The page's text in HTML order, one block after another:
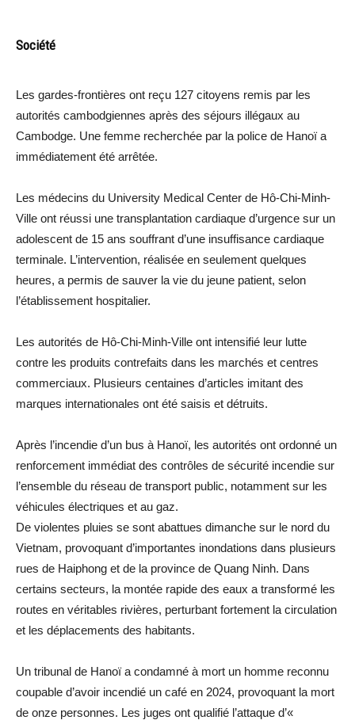
Société
Les gardes-frontières ont reçu 127 citoyens remis par les
autorités cambodgiennes après des séjours illégaux au
Cambodge. Une femme recherchée par la police de Hanoï a
immédiatement été arrêtée.
Les médecins du University Medical Center de Hô-Chi-Minh-
Ville ont réussi une transplantation cardiaque d’urgence sur un
adolescent de 15 ans souffrant d’une insuffisance cardiaque
terminale. L’intervention, réalisée en seulement quelques
heures, a permis de sauver la vie du jeune patient, selon
l’établissement hospitalier.
Les autorités de Hô-Chi-Minh-Ville ont intensifié leur lutte
contre les produits contrefaits dans les marchés et centres
commerciaux. Plusieurs centaines d’articles imitant des
marques internationales ont été saisis et détruits.
Après l’incendie d’un bus à Hanoï, les autorités ont ordonné un
renforcement immédiat des contrôles de sécurité incendie sur
l’ensemble du réseau de transport public, notamment sur les
véhicules électriques et au gaz.
De violentes pluies se sont abattues dimanche sur le nord du
Vietnam, provoquant d’importantes inondations dans plusieurs
rues de Haiphong et de la province de Quang Ninh. Dans
certains secteurs, la montée rapide des eaux a transformé les
routes en véritables rivières, perturbant fortement la circulation
et les déplacements des habitants.
Un tribunal de Hanoï a condamné à mort un homme reconnu
coupable d’avoir incendié un café en 2024, provoquant la mort
de onze personnes. Les juges ont qualifié l’attaque d’«